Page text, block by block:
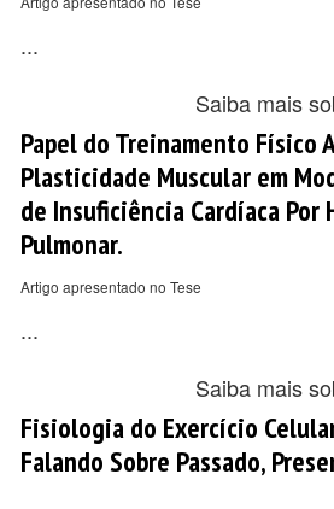
...
Saiba mais
Papel do Treinamento Físico
Plasticidade Muscular em
de Insuficiência Cardíaca Por
Pulmonar.
Artigo apresentado no Tese
...
Saiba mais
Fisiologia do Exercício
Falando Sobre Passado,